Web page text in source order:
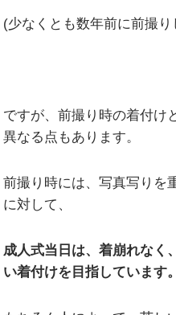
(少なくとも数年前に前撮
ですが、前撮り時の着付け
異なる点もあります。
前撮り時には、写真写りを
に対して、
成人式当日は、着崩れなく
い着付けを目指しています。